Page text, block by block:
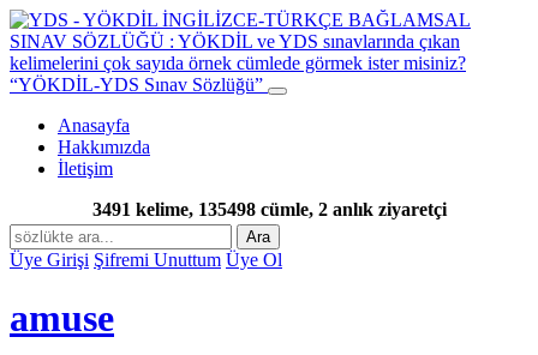
“YÖKDİL-YDS Sınav Sözlüğü”
Anasayfa
Hakkımızda
İletişim
3491 kelime, 135498 cümle, 2 anlık ziyaretçi
Ara
Üye Girişi Şifremi Unuttum Üye Ol
amuse